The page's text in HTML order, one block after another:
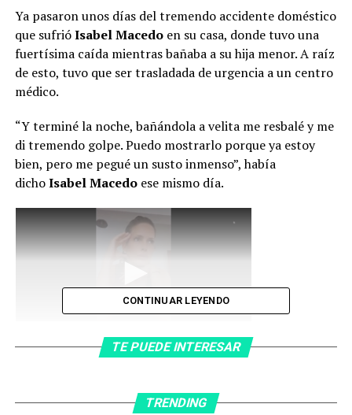
Ya pasaron unos días del tremendo accidente doméstico
que sufrióIsabel Macedoen su casa, donde tuvo una
fuertísima caída mientras bañaba a su hija menor. A raíz
de esto, tuvo que ser trasladada de urgencia a un centro
médico.
“Y terminé la noche, bañándola a velita me resbalé y me
di tremendo golpe. Puedo mostrarlo porque ya estoy
bien, pero me pegué un susto inmenso”, había
dichoIsabel Macedoese mismo día.
Ahora, la actriz y esposa de Juan Manuel Urtubey
compartió un video en su cuenta de Instagram en donde
se notan los moretones.
CONTINUAR LEYENDO
TE PUEDE INTERESAR
TRENDING